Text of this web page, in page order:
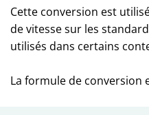
Cette conversion est
de vitesse sur les
utilisés dans certains
La formule de conversion